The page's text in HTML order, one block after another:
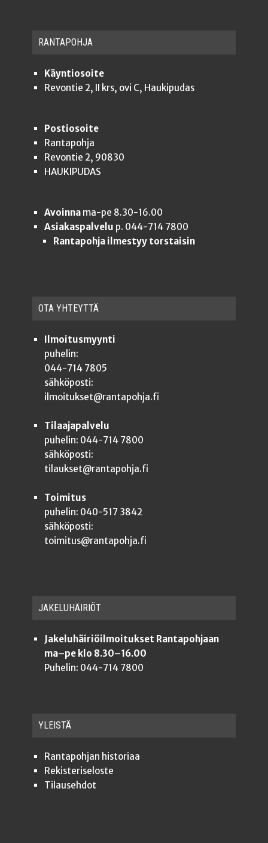
RAN­TA­POH­JA
Käyntiosoite
Revontie 2, II krs, ovi C, Haukipudas
Postiosoite
Rantapohja
Revontie 2, 90830
HAUKIPUDAS
Avoinnama-pe 8.30-16.00
Asiakaspalvelu p. 044-714 7800
Rantapohja ilmestyy torstaisin
OTA YHTEYT­TÄ
Ilmoitusmyynti
puhelin:
044-714 7805
sähköposti:
ilmoitukset@rantapohja.fi
Tilaajapalvelu
puhelin: 044-714 7800
sähköposti:
tilaukset@rantapohja.fi
Toimitus
puhelin: 040-517 3842
sähköposti:
toimitus@rantapohja.fi
JAKE­LU­HÄI­RIÖT
Jakeluhäiriöilmoitukset Rantapohjaan
ma–pe klo 8.30–16.00
Puhelin: 044-714 7800
YLEISTÄ
Ran­ta­poh­jan historiaa
Rekis­te­ri­se­los­te
Tilauseh­dot